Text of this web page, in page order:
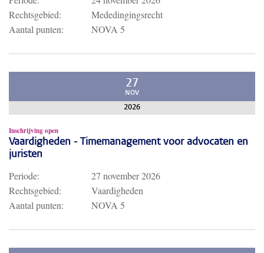
Rechtsgebied:
Mededingingsrecht
Aantal punten:
NOVA 5
27
NOV
2026
Inschrijving open
Vaardigheden - Timemanagement voor advocaten en
juristen
Periode:
27 november 2026
Rechtsgebied:
Vaardigheden
Aantal punten:
NOVA 5